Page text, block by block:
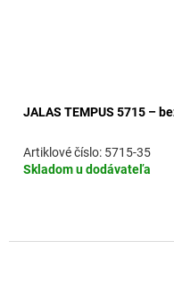
JALAS TEMPUS 5715 –
Skladom u dodávateľa
5715-35